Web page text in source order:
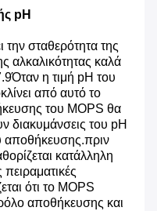
pH
σταθερότητα της
αλκαλικότητας καλά
η τιμή pH του
από αυτό το
του MOPS θα
διακυμάνσεις του pH
αποθήκευσης.πριν
κατάλληλη
ότι το MOPS
αποθήκευσης και